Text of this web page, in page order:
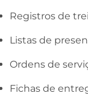
Registros de
Listas de
Ordens de
Fichas de